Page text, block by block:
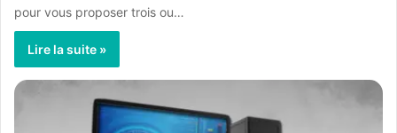
pour vous proposer trois ou…
Lire la suite »